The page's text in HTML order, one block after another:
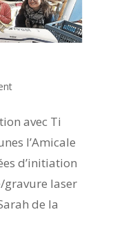
avec Ti
l’Amicale
d’initiation
gravure laser
de la